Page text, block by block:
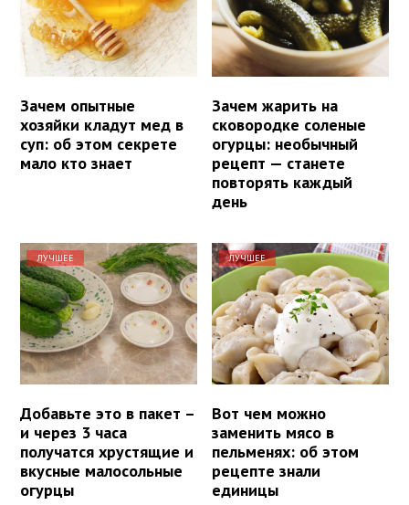
Зачем опытные
хозяйки кладут мед в
суп: об этом секрете
мало кто знает
Зачем жарить на
сковородке соленые
огурцы: необычный
рецепт — станете
повторять каждый
день
ЛУЧШЕЕ
Добавьте это в пакет –
и через 3 часа
получатся хрустящие и
вкусные малосольные
огурцы
ЛУЧШЕЕ
Вот чем можно
заменить мясо в
пельменях: об этом
рецепте знали
единицы